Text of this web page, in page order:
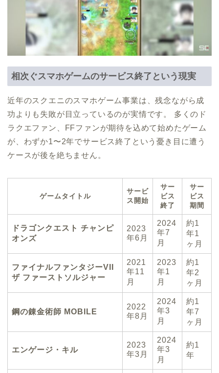
相次ぐスマホゲームのサービス終了という現実
近年のスクエニのスマホゲーム事業は、残念ながら成
功よりも失敗が目立っているのが実情です。 多くのド
ラクエファン、FFファンが期待を込めて始めたゲーム
が、わずか1〜2年でサービス終了という憂き目に遭う
ケースが後を絶ちません。
ゲームタイトル
サービ
ス開始
サー
ビス
終了
サー
ビス
期間
ドラゴンクエスト チャンピ
オンズ
2023
年6月
2024
年7
月
約1
年1
ヶ月
ファイナルファンタジーVII
ザ ファーストソルジャー
2021
年11
月
2023
年1
月
約1
年2
ヶ月
鋼の錬金術師 MOBILE
2022
年8月
2024
年3
月
約1
年7
ヶ月
エンゲージ・キル
2023
年3月
2024
年3
月
約1
年